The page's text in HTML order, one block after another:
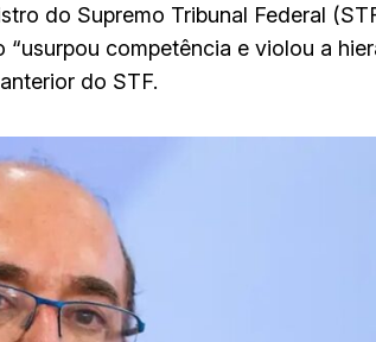
do Supremo Tribunal Federal
competência e violou a
do STF.